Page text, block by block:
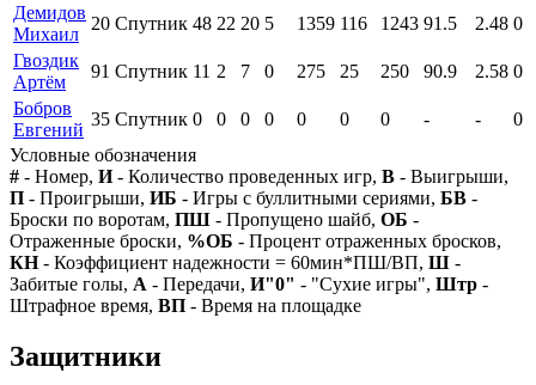
Демидов
Михаил
20 Спутник 48 22 20 5 1359 116 1243 91.5 2.48 0
Гвоздик
Артём
91 Спутник 11 2 7 0 275 25 250 90.9 2.58 0
Бобров
Евгений
35 Спутник 0 0 0 0 0 0 0 - -
0
Условные обозначения
# - Номер, И- Количество проведенных игр, В - Выигрыши,
П - Проигрыши, ИБ - Игры с буллитными сериями, БВ -
Броски по воротам, ПШ - Пропущено шайб, ОБ -
Отраженные броски, %ОБ - Процент отраженных бросков,
КН- Коэффициент надежности = 60мин*ПШ/ВП, Ш -
Забитые голы, А - Передачи, И"0" - "Сухие игры", Штр -
Штрафное время, ВП - Время на площадке
Защитники